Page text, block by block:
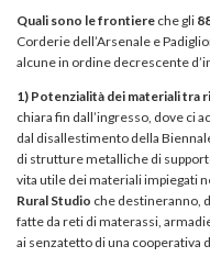
Quali sono le frontiere che gli
Corderie dell’Arsenale e
alcune in ordine decrescente
1) Potenzialità dei materiali tra
chiara fin dall’ingresso, dove ci
dal disallestimento della
di strutture metalliche di
vita utile dei materiali impiegati
Rural Studio che destineranno,
fatte da reti di materassi,
ai senzatetto di una cooperativa